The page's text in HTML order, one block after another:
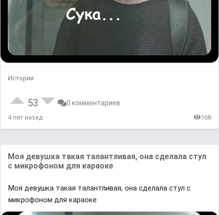
Истории
53 0 комментариев
4 лет назад 168
Моя девушка такая талантливая, она сделала стул
с микрофоном для караоке
Моя девушка такая талантливая, она сделала стул с
микрофоном для караоке